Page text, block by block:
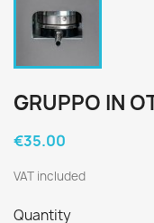
GRUPPO IN
€35.00
VAT included
Quantity